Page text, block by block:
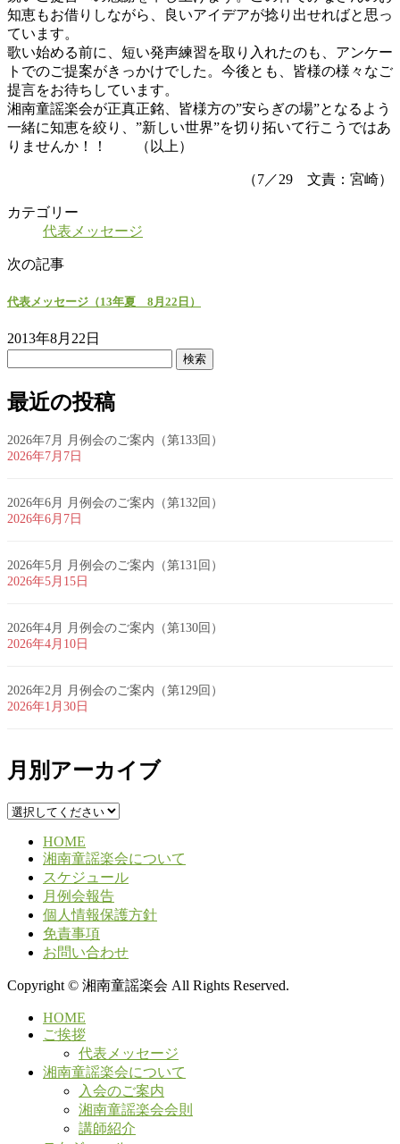
知恵もお借りしながら、良いアイデアが捻り出せればと思っ
ています。
歌い始める前に、短い発声練習を取り入れたのも、アンケー
トでのご提案がきっかけでした。今後とも、皆様の様々なご
提言をお待ちしています。
湘南童謡楽会が正真正銘、皆様方の”安らぎの場”となるよう
一緒に知恵を絞り、”新しい世界”を切り拓いて行こうではあ
りませんか！！ （以上）
（7／29 文責：宮崎）
カテゴリー
代表メッセージ
次の記事
代表メッセージ（13年夏 8月22日）
2013年8月22日
最近の投稿
2026年7月 月例会のご案内（第133回）
2026年7月7日
2026年6月 月例会のご案内（第132回）
2026年6月7日
2026年5月 月例会のご案内（第131回）
2026年5月15日
2026年4月 月例会のご案内（第130回）
2026年4月10日
2026年2月 月例会のご案内（第129回）
2026年1月30日
月別アーカイブ
HOME
湘南童謡楽会について
スケジュール
月例会報告
個人情報保護方針
免責事項
お問い合わせ
Copyright © 湘南童謡楽会 All Rights Reserved.
HOME
ご挨拶
代表メッセージ
湘南童謡楽会について
入会のご案内
湘南童謡楽会会則
講師紹介